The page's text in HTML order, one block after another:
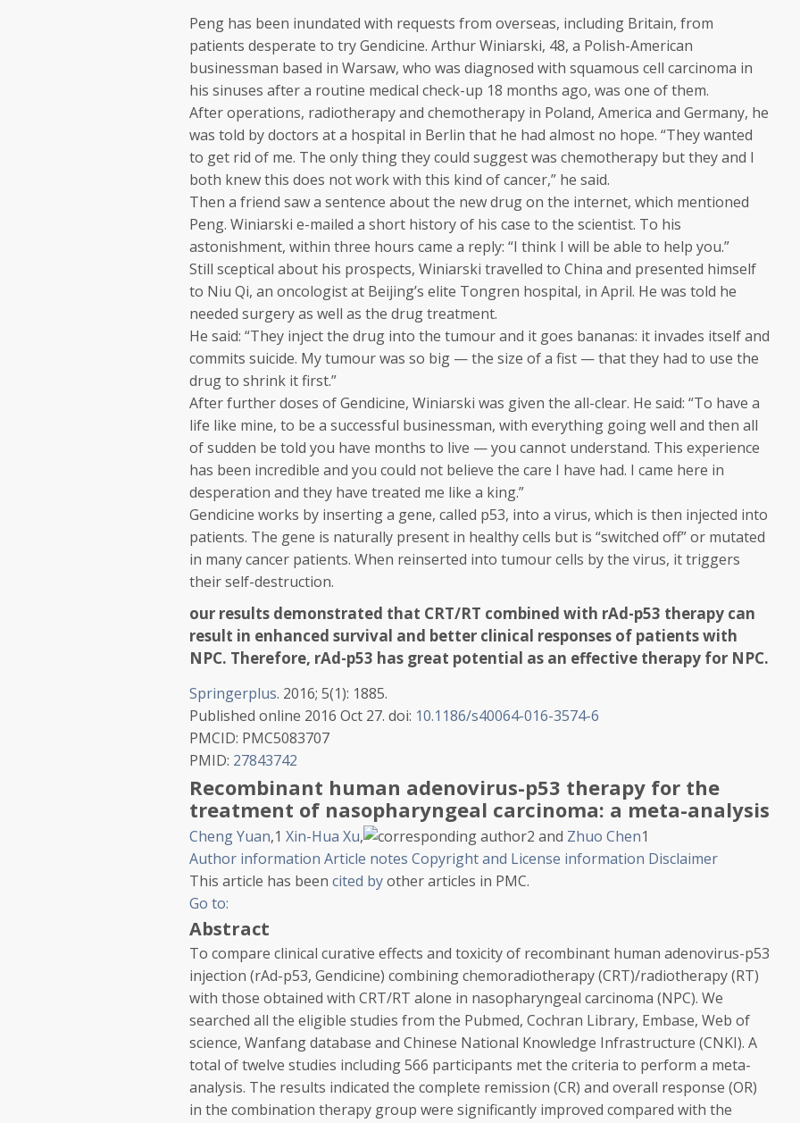
Peng has been inundated with requests from overseas, including Britain, from
patients desperate to try Gendicine. Arthur Winiarski, 48, a Polish-American
businessman based in Warsaw, who was diagnosed with squamous cell carcinoma in
his sinuses after a routine medical check-up 18 months ago, was one of them.
After operations, radiotherapy and chemotherapy in Poland, America and Germany, he
was told by doctors at a hospital in Berlin that he had almost no hope. “They wanted
to get rid of me. The only thing they could suggest was chemotherapy but they and I
both knew this does not work with this kind of cancer,” he said.
Then a friend saw a sentence about the new drug on the internet, which mentioned
Peng. Winiarski e-mailed a short history of his case to the scientist. To his
astonishment, within three hours came a reply: “I think I will be able to help you.”
Still sceptical about his prospects, Winiarski travelled to China and presented himself
to Niu Qi, an oncologist at Beijing’s elite Tongren hospital, in April. He was told he
needed surgery as well as the drug treatment.
He said: “They inject the drug into the tumour and it goes bananas: it invades itself and
commits suicide. My tumour was so big — the size of a fist — that they had to use the
drug to shrink it first.”
After further doses of Gendicine, Winiarski was given the all-clear. He said: “To have a
life like mine, to be a successful businessman, with everything going well and then all
of sudden be told you have months to live — you cannot understand. This experience
has been incredible and you could not believe the care I have had. I came here in
desperation and they have treated me like a king.”
Gendicine works by inserting a gene, called p53, into a virus, which is then injected into
patients. The gene is naturally present in healthy cells but is “switched off” or mutated
in many cancer patients. When reinserted into tumour cells by the virus, it triggers
their self-destruction.
our results demonstrated that CRT/RT combined with rAd-p53 therapy can
result in enhanced survival and better clinical responses of patients with
NPC. Therefore, rAd-p53 has great potential as an effective therapy for NPC.
Springerplus. 2016; 5(1): 1885.
Published online 2016 Oct 27. doi: 10.1186/s40064-016-3574-6
PMCID: PMC5083707
PMID: 27843742
Recombinant human adenovirus-p53 therapy for the
treatment of nasopharyngeal carcinoma: a meta-analysis
Cheng Yuan,1 Xin-Hua Xu, 2 and Zhuo Chen1
Author information Article notes Copyright and License information Disclaimer
This article has been cited byother articles in PMC.
Go to:
Abstract
To compare clinical curative effects and toxicity of recombinant human adenovirus-p53
injection (rAd-p53, Gendicine) combining chemoradiotherapy (CRT)/radiotherapy (RT)
with those obtained with CRT/RT alone in nasopharyngeal carcinoma (NPC). We
searched all the eligible studies from the Pubmed, Cochran Library, Embase, Web of
science, Wanfang database and Chinese National Knowledge Infrastructure (CNKI). A
total of twelve studies including 566 participants met the criteria to perform a meta-
analysis. The results indicated the complete remission (CR) and overall response (OR)
in the combination therapy group were significantly improved compared with the